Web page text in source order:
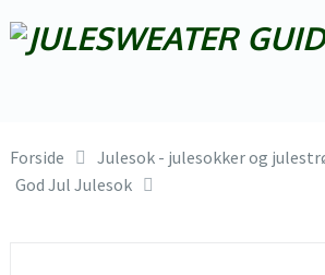
Forside
Julesok - julesokker og
God Jul Julesok